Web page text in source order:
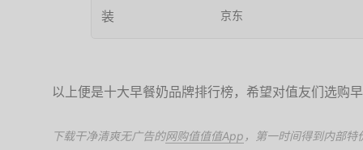
京东
以上便是十大早餐奶品牌排行榜，希望对值友们选购
下载干净清爽无广告的网购值值值App ，第一时间得到内部特